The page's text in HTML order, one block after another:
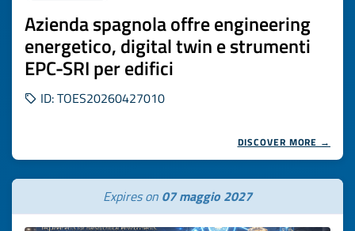
Azienda spagnola offre engineering
energetico, digital twin e strumenti
EPC-SRI per edifici
ID: TOES20260427010
DISCOVER MORE →
Expires on 07 maggio 2027